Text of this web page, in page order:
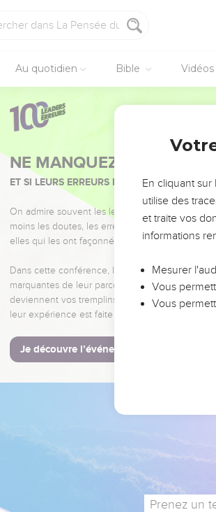
Au quotidien Bible Vidéos
NE MANQUEZ PAS
ET SI LEURS ERREURS POUVAIENT VOUS
On admire souvent les leaders pour leurs
moins les doutes, les erreurs et les saisons
elles qui les ont façonnés.
Dans cette conférence, leaders, entrepreneurs,
marquantes de leur parcours et les clés pour
deviennent vos tremplins. Que vous guidiez
leur expérience est faite pour vous.
Je découvre l’événement
Prenez un
En cliquant
utilise des
et traite vos
informations
Mesurer
Vous
Vous